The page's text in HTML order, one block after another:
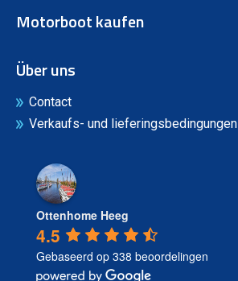
Motorboot kaufen
Über uns
Contact
Verkaufs- und lieferingsbedingungen
Ottenhome Heeg
4.5
Gebaseerd op 338 beoordelingen